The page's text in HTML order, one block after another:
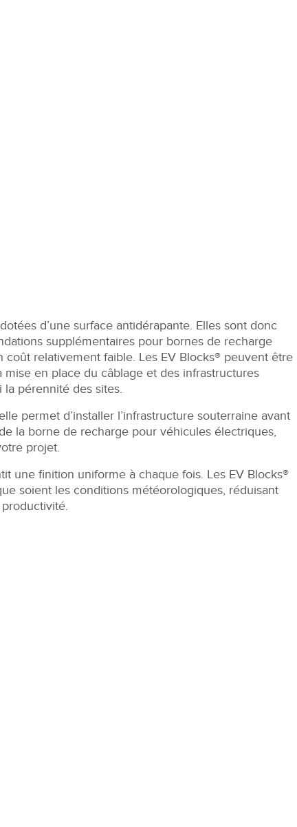
d’une surface antidérapante. Elles sont donc
supplémentaires pour bornes de recharge
relativement faible. Les EV Blocks® peuvent être
mise en place du câblage et des infrastructures
la pérennité des sites.
permet d’installer l’infrastructure souterraine avant
la borne de recharge pour véhicules électriques,
projet.
une finition uniforme à chaque fois. Les EV Blocks®
soient les conditions météorologiques, réduisant